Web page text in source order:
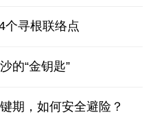
个寻根联络点
的“金钥匙”
期，如何安全避险？